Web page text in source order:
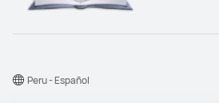
Peru - Español